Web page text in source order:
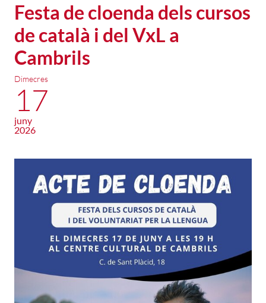
Festa de cloenda dels cursos
de català i del VxL a
Cambrils
Dimecres
17
juny
2026